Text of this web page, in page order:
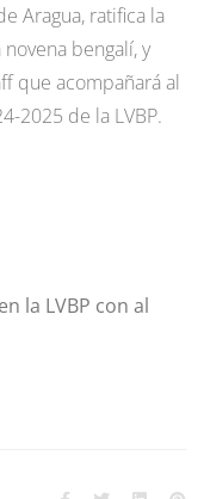
Aragua, ratifica la
bengalí, y
que acompañará al
2025 de la LVBP.
la LVBP con al